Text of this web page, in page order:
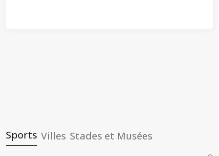
Sports Villes Stades et Musées